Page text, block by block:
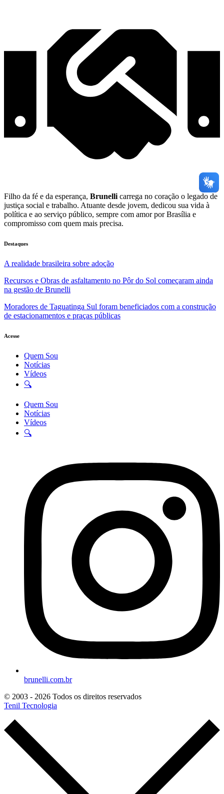
Filho da fé e da esperança, Brunelli carrega no coração o legado de
justiça social e trabalho. Atuante desde jovem, dedicou sua vida à
política e ao serviço público, sempre com amor por Brasília e
compromisso com quem mais precisa.
Destaques
A realidade brasileira sobre adoção
Recursos e Obras de asfaltamento no Pôr do Sol começaram ainda
na gestão de Brunelli
Moradores de Taguatinga Sul foram beneficiados com a construção
de estacionamentos e praças públicas
Acesse
Quem Sou
Notícias
Vídeos
🔍
Quem Sou
Notícias
Vídeos
🔍
brunelli.com.br
© 2003 - 2026 Todos os direitos reservados
Tenil Tecnologia